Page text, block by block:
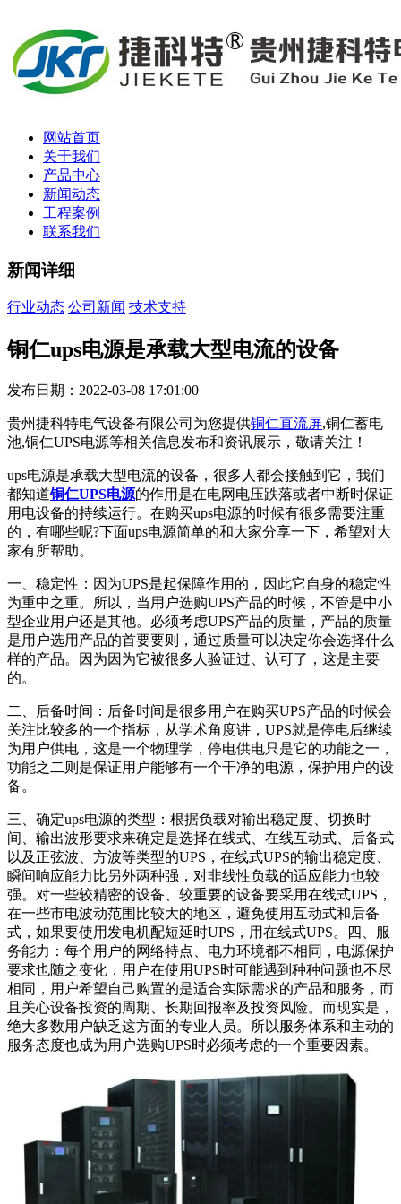
网站首页
关于我们
产品中心
新闻动态
工程案例
联系我们
新闻详细
行业动态 公司新闻 技术支持
铜仁ups电源是承载大型电流的设备
发布日期：2022-03-08 17:01:00
贵州捷科特电气设备有限公司为您提供铜仁直流屏,铜仁蓄电
池,铜仁UPS电源等相关信息发布和资讯展示，敬请关注！
ups电源是承载大型电流的设备，很多人都会接触到它，我们
都知道铜仁UPS电源的作用是在电网电压跌落或者中断时保证
用电设备的持续运行。在购买ups电源的时候有很多需要注重
的，有哪些呢?下面ups电源简单的和大家分享一下，希望对大
家有所帮助。
一、稳定性：因为UPS是起保障作用的，因此它自身的稳定性
为重中之重。所以，当用户选购UPS产品的时候，不管是中小
型企业用户还是其他。必须考虑UPS产品的质量，产品的质量
是用户选用产品的首要要则，通过质量可以决定你会选择什么
样的产品。因为因为它被很多人验证过、认可了，这是主要
的。
二、后备时间：后备时间是很多用户在购买UPS产品的时候会
关注比较多的一个指标，从学术角度讲，UPS就是停电后继续
为用户供电，这是一个物理学，停电供电只是它的功能之一，
功能之二则是保证用户能够有一个干净的电源，保护用户的设
备。
三、确定ups电源的类型：根据负载对输出稳定度、切换时
间、输出波形要求来确定是选择在线式、在线互动式、后备式
以及正弦波、方波等类型的UPS，在线式UPS的输出稳定度、
瞬间响应能力比另外两种强，对非线性负载的适应能力也较
强。对一些较精密的设备、较重要的设备要采用在线式UPS，
在一些市电波动范围比较大的地区，避免使用互动式和后备
式，如果要使用发电机配短延时UPS，用在线式UPS。四、服
务能力：每个用户的网络特点、电力环境都不相同，电源保护
要求也随之变化，用户在使用UPS时可能遇到种种问题也不尽
相同，用户希望自己购置的是适合实际需求的产品和服务，而
且关心设备投资的周期、长期回报率及投资风险。而现实是，
绝大多数用户缺乏这方面的专业人员。所以服务体系和主动的
服务态度也成为用户选购UPS时必须考虑的一个重要因素。